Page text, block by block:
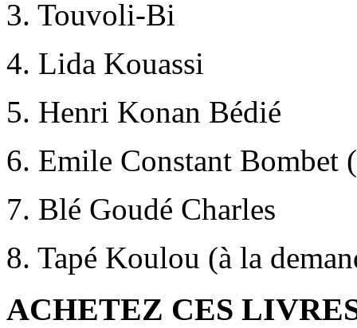
3. Touvoli-Bi
4. Lida Kouassi
5. Henri Konan Bédié
6. Emile Constant Bombet
7. Blé Goudé Charles
8. Tapé Koulou (à la
ACHETEZ CES